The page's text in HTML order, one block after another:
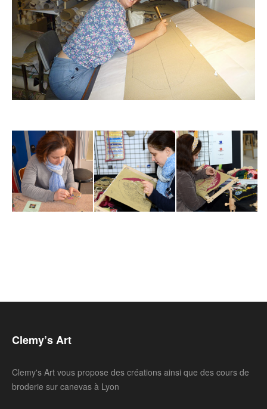
Clemy’s Art
Clemy's Art vous propose des créations ainsi que des cours de
broderie sur canevas à Lyon